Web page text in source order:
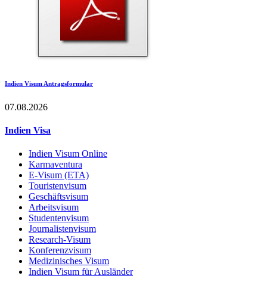
Indien Visum Antragsformular
07.08.2026
Indien Visa
Indien Visum Online
Karmaventura
E-Visum (ETA)
Touristenvisum
Geschäftsvisum
Arbeitsvisum
Studentenvisum
Journalistenvisum
Research-Visum
Konferenzvisum
Medizinisches Visum
Indien Visum für Ausländer